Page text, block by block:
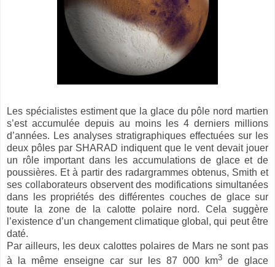
Les spécialistes estiment que la glace du pôle nord martien
s’est accumulée depuis au moins les 4 derniers millions
d’années. Les analyses stratigraphiques effectuées sur les
deux pôles par SHARAD indiquent que le vent devait jouer
un rôle important dans les accumulations de glace et de
poussières. Et à partir des radargrammes obtenus, Smith et
ses collaborateurs observent des modifications simultanées
dans les propriétés des différentes couches de glace sur
toute la zone de la calotte polaire nord. Cela suggère
l’existence d’un changement climatique global, qui peut être
daté.
Par ailleurs, les deux calottes polaires de Mars ne sont pas
à la même enseigne car sur les 87 000 km3 de glace